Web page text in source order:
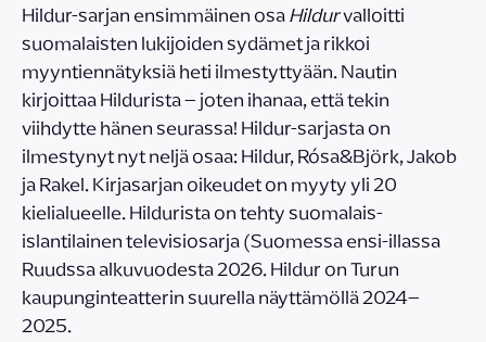
Hildur-sarjan ensimmäinen osaHildurvalloitti
suomalaisten lukijoiden sydämet ja rikkoi
myyntiennätyksiä heti ilmestyttyään. Nautin
kirjoittaa Hildurista – joten ihanaa, että tekin
viihdytte hänen seurassa! Hildur-sarjasta on
ilmestynyt nyt neljä osaa: Hildur, Rósa&Björk, Jakob
ja Rakel. Kirjasarjan oikeudet on myyty yli 20
kielialueelle. Hildurista on tehty suomalais-
islantilainen televisiosarja (Suomessa ensi-illassa
Ruudssa alkuvuodesta 2026. Hildur on Turun
kaupunginteatterin suurella näyttämöllä 2024–
2025.